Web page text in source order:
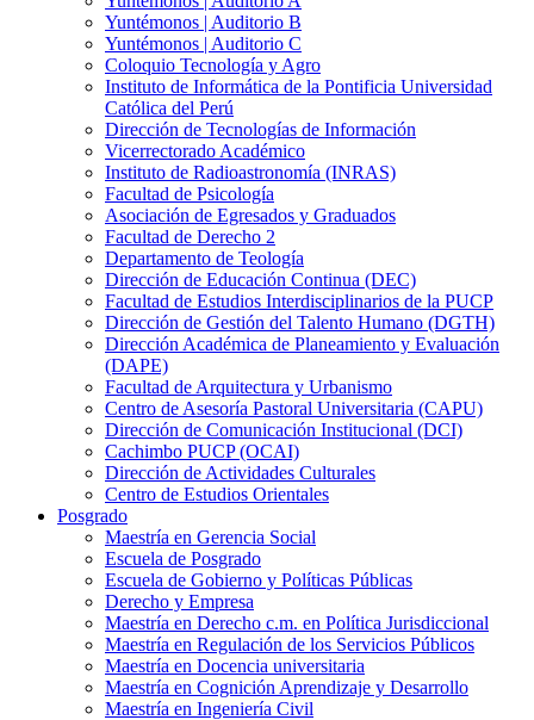
Yuntémonos | Auditorio B
Yuntémonos | Auditorio C
Coloquio Tecnología y Agro
Instituto de Informática de la Pontificia Universidad
Católica del Perú
Dirección de Tecnologías de Información
Vicerrectorado Académico
Instituto de Radioastronomía (INRAS)
Facultad de Psicología
Asociación de Egresados y Graduados
Facultad de Derecho 2
Departamento de Teología
Dirección de Educación Continua (DEC)
Facultad de Estudios Interdisciplinarios de la PUCP
Dirección de Gestión del Talento Humano (DGTH)
Dirección Académica de Planeamiento y Evaluación
(DAPE)
Facultad de Arquitectura y Urbanismo
Centro de Asesoría Pastoral Universitaria (CAPU)
Dirección de Comunicación Institucional (DCI)
Cachimbo PUCP (OCAI)
Dirección de Actividades Culturales
Centro de Estudios Orientales
Posgrado
Maestría en Gerencia Social
Escuela de Posgrado
Escuela de Gobierno y Políticas Públicas
Derecho y Empresa
Maestría en Derecho c.m. en Política Jurisdiccional
Maestría en Regulación de los Servicios Públicos
Maestría en Docencia universitaria
Maestría en Cognición Aprendizaje y Desarrollo
Maestría en Ingeniería Civil